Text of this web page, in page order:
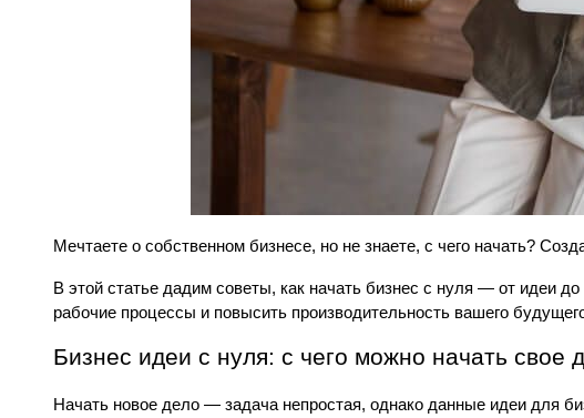
Мечтаете о собственном бизнесе, но не знаете, с чего начать?
В этой статье дадим советы, как начать бизнес с нуля — от идеи
рабочие процессы и повысить производительность вашего
Бизнес идеи с нуля: с чего можно начать свое
Начать новое дело — задача непростая, однако данные идеи для